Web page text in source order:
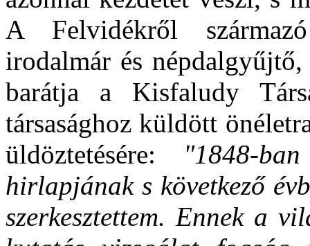
A Felvidékről
irodalmár és
barátja a Kisfaludy
társasághoz küldött
üldöztetésére:
"1848-
hirlapjának s következő
szerkesztettem. Ennek a